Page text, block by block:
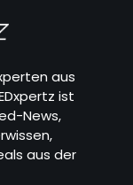
aus
ist
News,
aus der